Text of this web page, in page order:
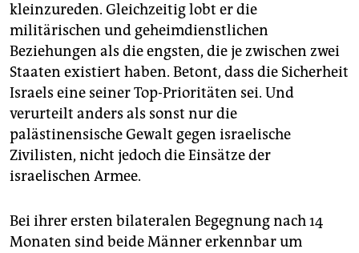
kleinzureden. Gleichzeitig lobt er die
militärischen und geheimdienstlichen
Beziehungen als die engsten, die je zwischen zwei
Staaten existiert haben. Betont, dass die Sicherheit
Israels eine seiner Top-Prioritäten sei. Und
verurteilt anders als sonst nur die
palästinensische Gewalt gegen israelische
Zivilisten, nicht jedoch die Einsätze der
israelischen Armee.
Bei ihrer ersten bilateralen Begegnung nach 14
Monaten sind beide Männer erkennbar um